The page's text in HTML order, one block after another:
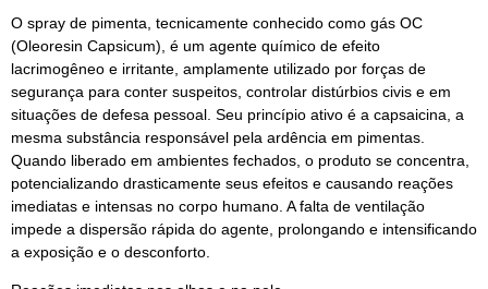
O spray de pimenta, tecnicamente conhecido como gás OC
(Oleoresin Capsicum), é um agente químico de efeito
lacrimogêneo e irritante, amplamente utilizado por forças de
segurança para conter suspeitos, controlar distúrbios civis e em
situações de defesa pessoal. Seu princípio ativo é a capsaicina, a
mesma substância responsável pela ardência em pimentas.
Quando liberado em ambientes fechados, o produto se concentra,
potencializando drasticamente seus efeitos e causando reações
imediatas e intensas no corpo humano. A falta de ventilação
impede a dispersão rápida do agente, prolongando e intensificando
a exposição e o desconforto.